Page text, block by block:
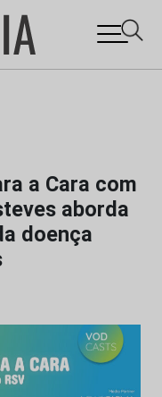
a Cara com
aborda
doença